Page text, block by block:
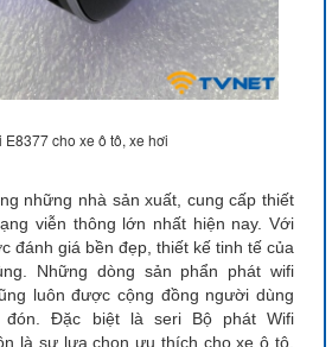
E8377 cho xe ô tô, xe hơi
những nhà sản xuất, cung cấp thiết
viễn thông lớn nhất hiện nay. Với
đánh giá bền đẹp, thiết kế tinh tế của
Những dòng sản phẩn phát wifi
luôn được cộng đồng người dùng
đón. Đặc biệt là seri Bộ phát Wifi
là sự lựa chọn ưu thích cho xe ô tô,